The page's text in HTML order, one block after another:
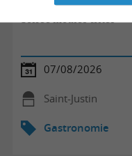
Soirée moules-frites
07/08/2026
Saint-Justin
Gastronomie